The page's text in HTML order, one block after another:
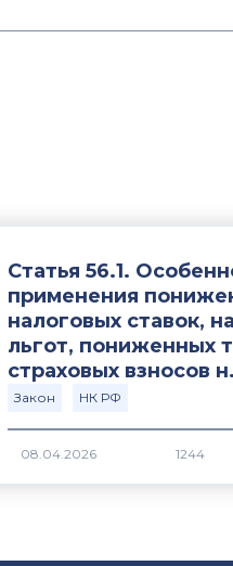
Статья 56.1.
применения
налоговых ставок,
льгот, пониженных
страховых взносов
Закон НК РФ
1244